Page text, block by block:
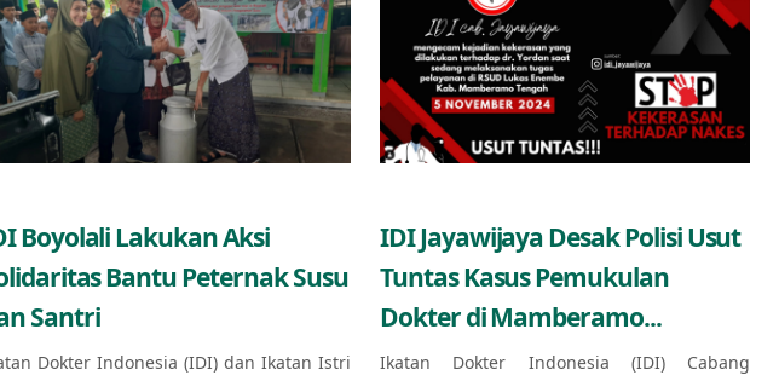
Boyolali Lakukan Aksi
Bantu Peternak Susu
Santri
Dokter Indonesia (IDI) dan Ikatan Istri
IDI Jayawijaya Desak Polisi Usut
Tuntas Kasus Pemukulan
Dokter di Mamberamo...
Ikatan Dokter Indonesia (IDI) Cabang